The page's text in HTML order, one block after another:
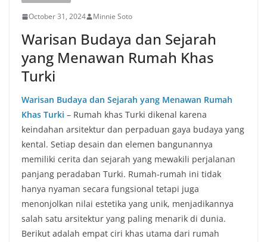
October 31, 2024 Minnie Soto
Warisan Budaya dan Sejarah
yang Menawan Rumah Khas
Turki
Warisan Budaya dan Sejarah yang Menawan Rumah
Khas Turki – Rumah khas Turki dikenal karena
keindahan arsitektur dan perpaduan gaya budaya yang
kental. Setiap desain dan elemen bangunannya
memiliki cerita dan sejarah yang mewakili perjalanan
panjang peradaban Turki. Rumah-rumah ini tidak
hanya nyaman secara fungsional tetapi juga
menonjolkan nilai estetika yang unik, menjadikannya
salah satu arsitektur yang paling menarik di dunia.
Berikut adalah empat ciri khas utama dari rumah